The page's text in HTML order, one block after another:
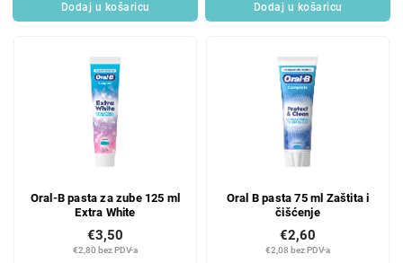
Dodaj u košaricu Dodaj u košaricu
Oral-B pasta za zube 125 ml
Extra White
€2,80 bez PDV-a
€3,50
Oral B pasta 75 ml Zaštita i
čišćenje
€2,08 bez PDV-a
€2,60